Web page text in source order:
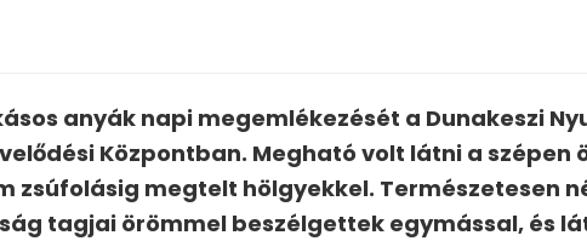
anyák napi megemlékezését a Dunakeszi
Központban. Megható volt látni a
zsúfolásig megtelt hölgyekkel. Természetesen
tagjai örömmel beszélgettek egymással, és